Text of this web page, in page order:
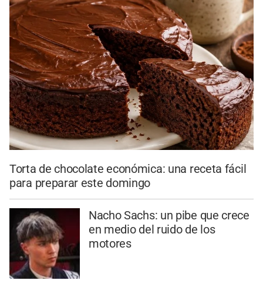
Torta de chocolate económica: una receta fácil
para preparar este domingo
Nacho Sachs: un pibe que crece
en medio del ruido de los
motores